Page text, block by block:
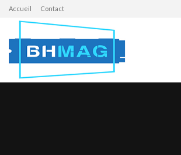
Accueil Contact